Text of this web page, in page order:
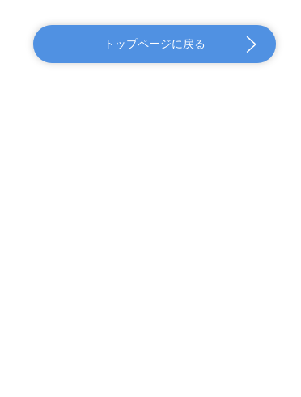
トップページに戻る